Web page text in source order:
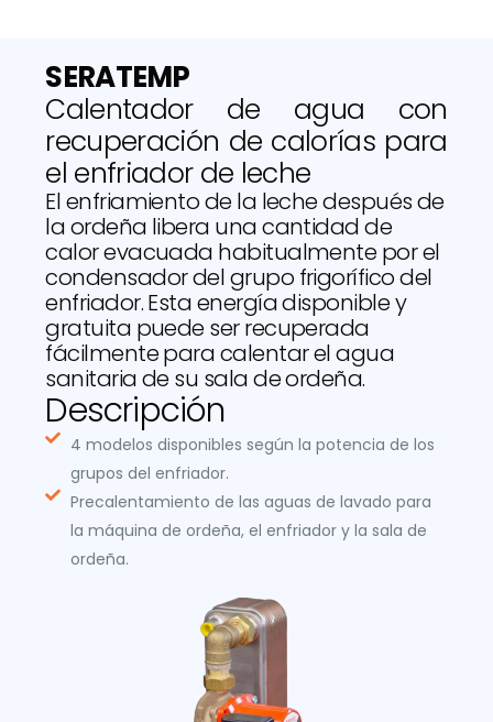
SERATEMP
Calentador de agua con
recuperación de calorías para
el enfriador de leche
El enfriamiento de la leche después de
la ordeña libera una cantidad de
calor evacuada habitualmente por el
condensador del grupo frigorífico del
enfriador. Esta energía disponible y
gratuita puede ser recuperada
fácilmente para calentar el agua
sanitaria de su sala de ordeña.
Descripción
4 modelos disponibles según la potencia de los
grupos del enfriador.
Precalentamiento de las aguas de lavado para
la máquina de ordeña, el enfriador y la sala de
ordeña.